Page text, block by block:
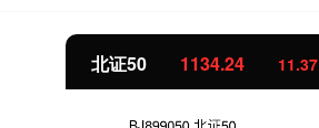
北证50 1134.24 11.37